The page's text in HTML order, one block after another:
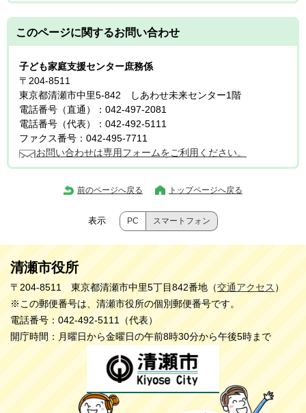
このページに関するお問い合わせ
子ども家庭支援センター庶務係
〒204-8511
東京都清瀬市中里5-842 しあわせ未来センター1階
電話番号（直通）：042-497-2081
電話番号（代表）：042-492-5111
ファクス番号：042-495-7711
お問い合わせは専用フォームをご利用ください。
前のページへ戻る トップページへ戻る
表示 PC スマートフォン
清瀬市役所
〒204-8511 東京都清瀬市中里5丁目842番地（交通アクセス ）
※この郵便番号は、清瀬市役所の個別郵便番号です。
電話番号：042-492-5111（代表）
開庁時間：月曜日から金曜日の午前8時30分から午後5時まで